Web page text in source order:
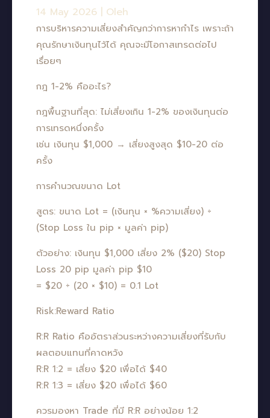
14 May 2026 Oleh
การบริหารความเสี่ยงสำคัญกว่าการหากำไร เพราะถ้า
คุณรักษาเงินทุนไว้ได้ คุณจะมีโอกาสเทรดต่อไป
เรื่อยๆ
กฎ 1-2% คืออะไร?
กฎพื้นฐานที่สุด: ไม่เสี่ยงเกิน 1-2% ของเงินทุนต่อ
การเทรดหนึ่งครั้ง
เช่น เงินทุน $1,000 → เสี่ยงสูงสุด $10-20 ต่อ
ครั้ง
การคำนวณขนาด Lot
สูตร: ขนาด Lot = (เงินทุน × %ความเสี่ยง) ÷
(Stop Loss ใน pip × มูลค่า pip)
ตัวอย่าง: เงินทุน $1,000 เสี่ยง 2% ($20) Stop
Loss 20 pip มูลค่า pip $10
= $20 ÷ (20 × $10) = 0.1 Lot
Risk:Reward Ratio
R:R Ratio คืออัตราส่วนระหว่างความเสี่ยงที่รับกับ
ผลตอบแทนที่คาดหวัง
R:R 1:2 = เสี่ยง $20 เพื่อได้ $40
R:R 1:3 = เสี่ยง $20 เพื่อได้ $60
ควรมองหา Trade ที่มี R:R อย่างน้อย 1:2